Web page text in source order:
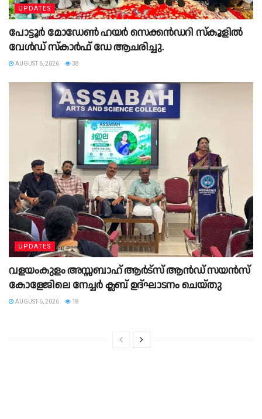
UPDATES
പോട്ടൂർ മോഡേൺ ഹയർ സെക്കൻഡറി സ്കൂളില്‍
വേൾഡ് സ്കാർഫ് ഡേ ആചരിച്ചു.
AUGUST 6, 2026 38
UPDATES
വളയംകുളം അസ്സബാഹ് ആർട്സ് ആൻഡ് സയൻസ്
കോളേജിലെ നേച്ചർ ക്ലബ് ഉദ്ഘാടനം ചെയ്തു
AUGUST 6, 2026 18